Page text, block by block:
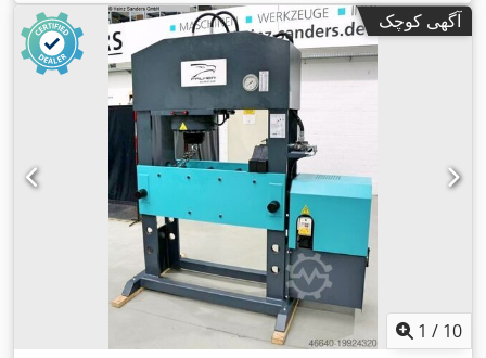
آگهی کوچک
1 / 10